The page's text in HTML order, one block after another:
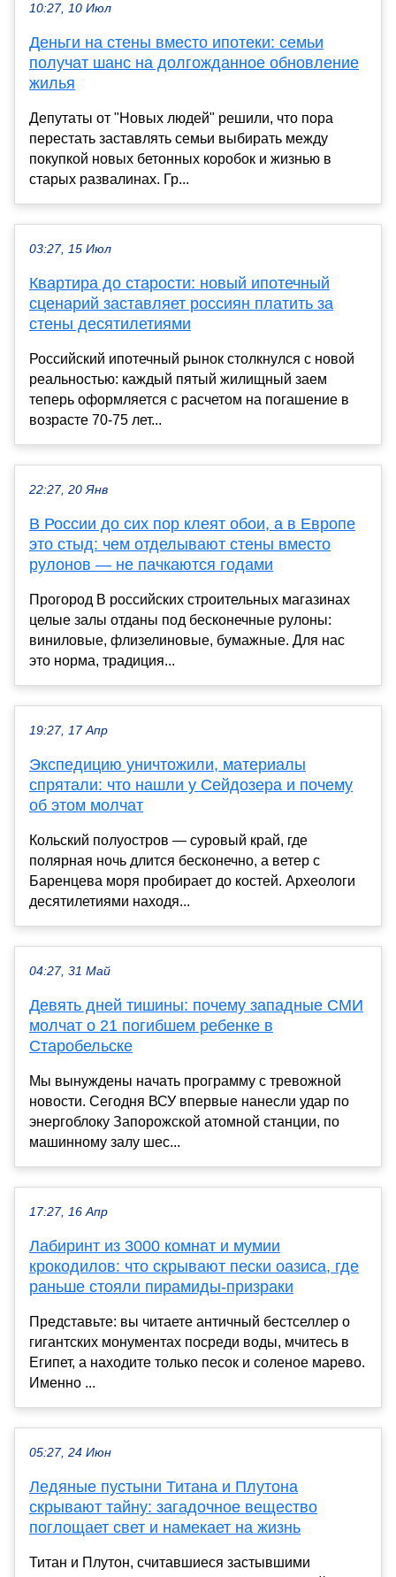
10:27, 10 Июл
Деньги на стены вместо ипотеки: семьи
получат шанс на долгожданное обновление
жилья
Депутаты от "Новых людей" решили, что пора
перестать заставлять семьи выбирать между
покупкой новых бетонных коробок и жизнью в
старых развалинах. Гр...
03:27, 15 Июл
Квартира до старости: новый ипотечный
сценарий заставляет россиян платить за
стены десятилетиями
Российский ипотечный рынок столкнулся с новой
реальностью: каждый пятый жилищный заем
теперь оформляется с расчетом на погашение в
возрасте 70-75 лет...
22:27, 20 Янв
В России до сих пор клеят обои, а в Европе
это стыд: чем отделывают стены вместо
рулонов — не пачкаются годами
Прогород В российских строительных магазинах
целые залы отданы под бесконечные рулоны:
виниловые, флизелиновые, бумажные. Для нас
это норма, традиция...
19:27, 17 Апр
Экспедицию уничтожили, материалы
спрятали: что нашли у Сейдозера и почему
об этом молчат
Кольский полуостров — суровый край, где
полярная ночь длится бесконечно, а ветер с
Баренцева моря пробирает до костей. Археологи
десятилетиями находя...
04:27, 31 Май
Девять дней тишины: почему западные СМИ
молчат о 21 погибшем ребенке в
Старобельске
Мы вынуждены начать программу с тревожной
новости. Сегодня ВСУ впервые нанесли удар по
энергоблоку Запорожской атомной станции, по
машинному залу шес...
17:27, 16 Апр
Лабиринт из 3000 комнат и мумии
крокодилов: что скрывают пески оазиса, где
раньше стояли пирамиды-призраки
Представьте: вы читаете античный бестселлер о
гигантских монументах посреди воды, мчитесь в
Египет, а находите только песок и соленое марево.
Именно ...
05:27, 24 Июн
Ледяные пустыни Титана и Плутона
скрывают тайну: загадочное вещество
поглощает свет и намекает на жизнь
Титан и Плутон, считавшиеся застывшими